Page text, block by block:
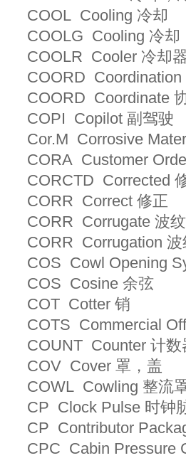
COOL Cooling 冷却
COOLG Cooling 冷却
COOLR Cooler 冷却
COORD Coordination
COORD Coordinate
COPI Copilot 副驾驶
Cor.M Corrosive
CORA Customer
CORCTD Corrected
CORR Correct 修正
CORR Corrugate 波
CORR Corrugation 波
COS Cowl Opening
COS Cosine 余弦
COT Cotter 销
COTS Commercial
COUNT Counter 计数
COV Cover 罩，盖
COWL Cowling 整流
CP Clock Pulse 时钟
CP Contributor
CPC Cabin Pressure